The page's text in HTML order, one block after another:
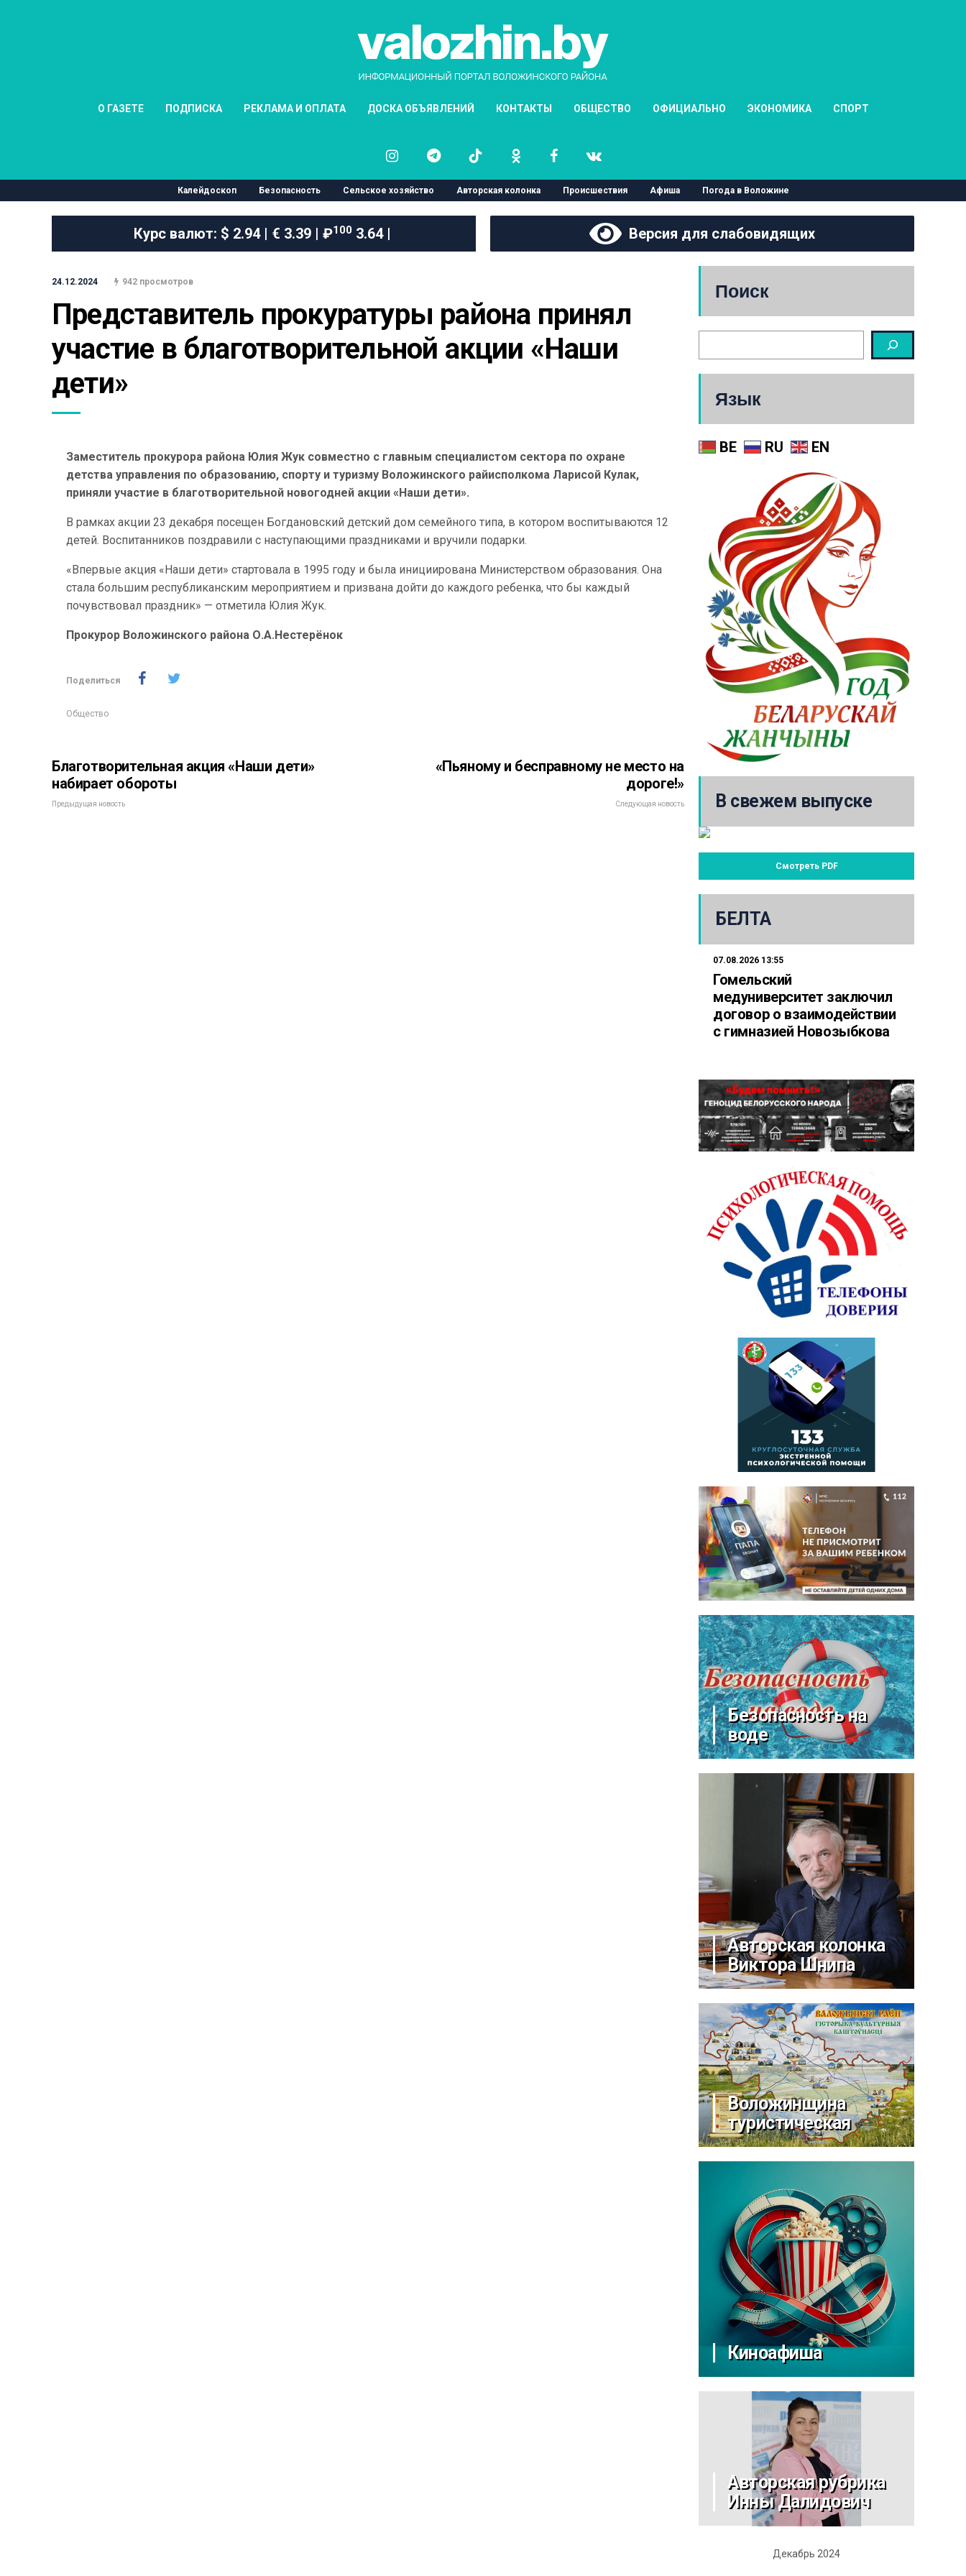
О ГАЗЕТЕ ПОДПИСКА РЕКЛАМА И ОПЛАТА ДОСКА ОБЪЯВЛЕНИЙ КОНТАКТЫ ОБЩЕСТВО ОФИЦИАЛЬНО ЭКОНОМИКА СПОРТ
Калейдоскоп Безопасность Сельское хозяйство Авторская колонка Происшествия Афиша Погода в Воложине
Курс валют: $ 2.94 | € 3.39 | ₽1003.64 | Версия для слабовидящих
24.12.2024 942 просмотров
Представитель прокуратуры района принял
участие в благотворительной акции «Наши
дети»
Заместитель прокурора района Юлия Жук совместно с главным специалистом сектора по охране
детства управления по образованию, спорту и туризму Воложинского райисполкома Ларисой Кулак,
приняли участие в благотворительной новогодней акции «Наши дети».
В рамках акции 23 декабря посещен Богдановский детский дом семейного типа, в котором воспитываются 12
детей. Воспитанников поздравили с наступающими праздниками и вручили подарки.
«Впервые акция «Наши дети» стартовала в 1995 году и была инициирована Министерством образования. Она
стала большим республиканским мероприятием и призвана дойти до каждого ребенка, что бы каждый
почувствовал праздник» — отметила Юлия Жук.
Прокурор Воложинского района О.А.Нестерёнок
Поделиться
Общество
Благотворительная акция «Наши дети»
набирает обороты
Предыдущая новость
«Пьяному и бесправному не место на
дороге!»
Следующая новость
Поиск
Язык
BE RU EN
В свежем выпуске
Смотреть PDF
БЕЛТА
07.08.2026 13:55
Гомельский
медуниверситет заключил
договор о взаимодействии
с гимназией Новозыбкова
Безопасность на
воде
Авторская колонка
Виктора Шнипа
Воложинщина
туристическая
Киноафиша
Авторская рубрика
Инны Далидович
Декабрь 2024